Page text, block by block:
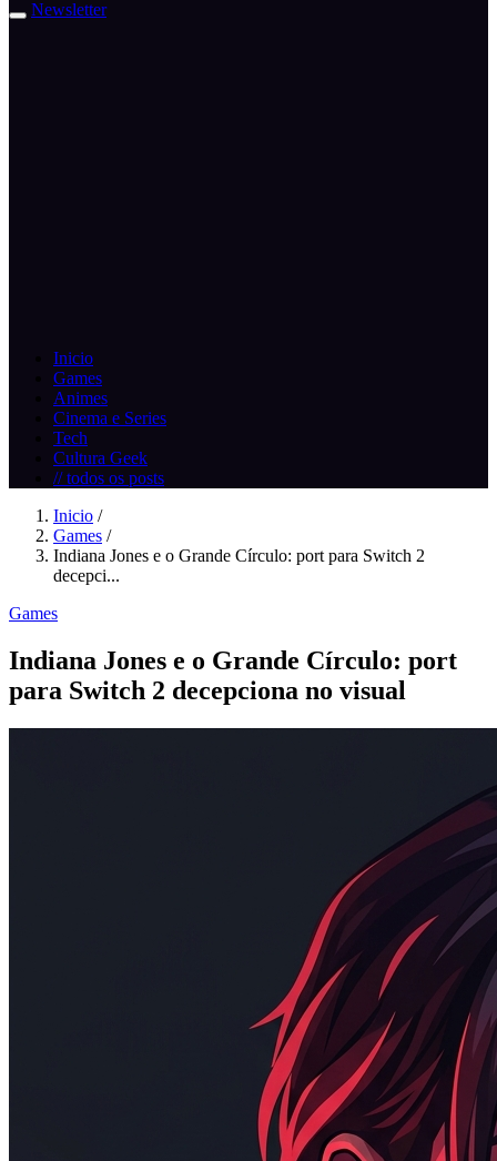
Newsletter
Inicio
Games
Animes
Cinema e Series
Tech
Cultura Geek
// todos os posts
Inicio /
Games /
Indiana Jones e o Grande Círculo: port para Switch 2
decepci...
Games
Indiana Jones e o Grande Círculo: port
para Switch 2 decepciona no visual